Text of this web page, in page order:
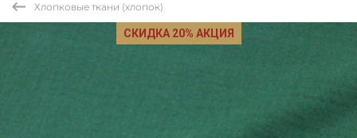
Хлопковые ткани (хлопок)
СКИДКА 20% АКЦИЯ